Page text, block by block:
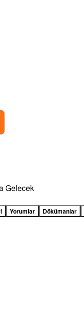
Gelecek
Yorumlar Dökümanlar